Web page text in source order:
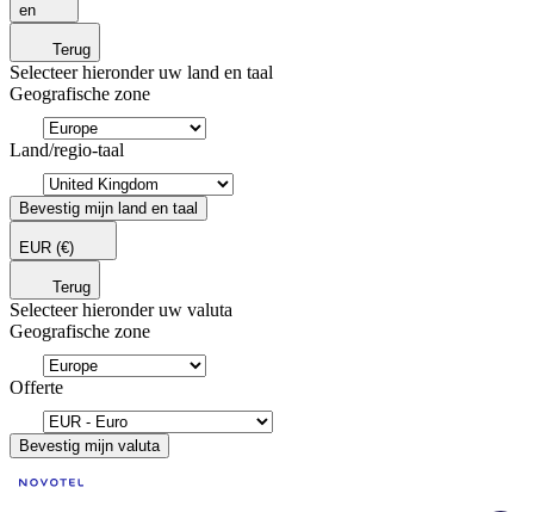
en
Terug
Selecteer hieronder uw land en taal
Geografische zone
Land/regio-taal
Bevestig mijn land en taal
EUR (€)
Terug
Selecteer hieronder uw valuta
Geografische zone
Offerte
Bevestig mijn valuta